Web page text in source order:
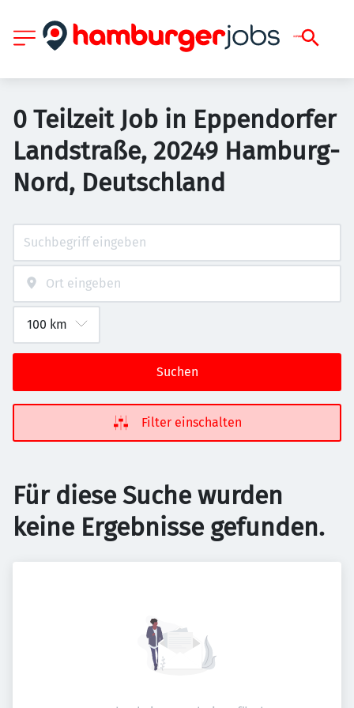
0 Teilzeit Job in Eppendorfer
Landstraße, 20249 Hamburg-
Nord, Deutschland
Suchen
Filter einschalten
Für diese Suche wurden
keine Ergebnisse gefunden.